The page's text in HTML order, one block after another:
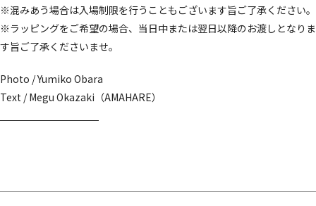
※混みあう場合は入場制限を行うこともございます旨ご了承ください。
※ラッピングをご希望の場合、当日中または翌日以降のお渡しとなりま
す旨ご了承くださいませ。
Photo / Yumiko Obara
Text / Megu Okazaki（AMAHARE）